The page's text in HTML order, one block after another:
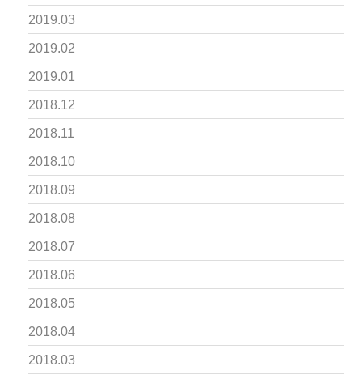
2019.03
2019.02
2019.01
2018.12
2018.11
2018.10
2018.09
2018.08
2018.07
2018.06
2018.05
2018.04
2018.03